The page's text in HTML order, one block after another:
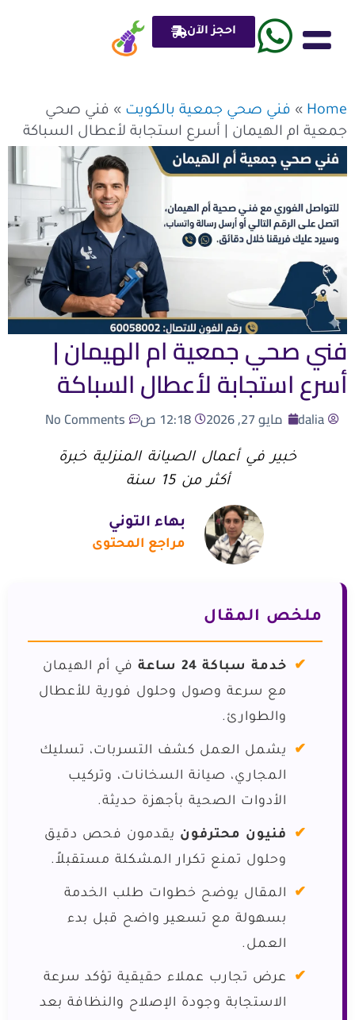
المحتوى
احجز الآن
Home
» فني صحي جمعية بالكويت » فني صحي
جمعية ام الهيمان | أسرع استجابة لأعطال السباكة
فني صحي جمعية ام الهيمان |
أسرع استجابة لأعطال السباكة
dalia مايو 27, 2026 12:18 ص No Comments
خبير في أعمال الصيانة المنزلية خبرة
أكثر من 15 سنة
بهاء التوني
مراجع المحتوى
ملخص المقال
خدمة سباكة 24 ساعة
في أم الهيمان
مع سرعة وصول وحلول فورية للأعطال
والطوارئ.
يشمل العمل كشف التسربات، تسليك
المجاري، صيانة السخانات، وتركيب
الأدوات الصحية بأجهزة حديثة.
فنيون محترفون يقدمون فحص دقيق
وحلول تمنع تكرار المشكلة مستقبلاً.
المقال يوضح خطوات طلب الخدمة
بسهولة مع تسعير واضح قبل بدء
العمل.
عرض تجارب عملاء حقيقية تؤكد سرعة
الاستجابة وجودة الإصلاح والنظافة بعد